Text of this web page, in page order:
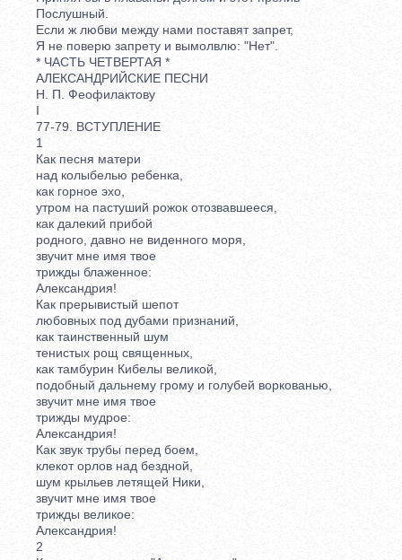
Послушный.
Если ж любви между нами поставят запрет,
Я не поверю запрету и вымолвлю: "Нет".
* ЧАСТЬ ЧЕТВЕРТАЯ *
АЛЕКСАНДРИЙСКИЕ ПЕСНИ
Н. П. Феофилактову
I
77-79. ВСТУПЛЕНИЕ
1
Как песня матери
над колыбелью ребенка,
как горное эхо,
утром на пастуший рожок отозвавшееся,
как далекий прибой
родного, давно не виденного моря,
звучит мне имя твое
трижды блаженное:
Александрия!
Как прерывистый шепот
любовных под дубами признаний,
как таинственный шум
тенистых рощ священных,
как тамбурин Кибелы великой,
подобный дальнему грому и голубей воркованью,
звучит мне имя твое
трижды мудрое:
Александрия!
Как звук трубы перед боем,
клекот орлов над бездной,
шум крыльев летящей Ники,
звучит мне имя твое
трижды великое:
Александрия!
2